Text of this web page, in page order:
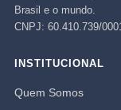
Brasil e o mundo.
CNPJ: 60.410.739/
INSTITUCIONAL
Quem Somos